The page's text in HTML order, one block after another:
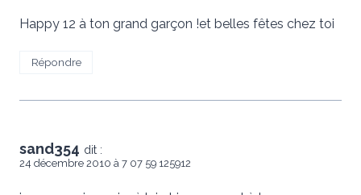
Happy 12 à ton grand garçon !et belles fêtes chez toi
Répondre
sand354 dit :
24 décembre 2010 à 7 07 59 125912